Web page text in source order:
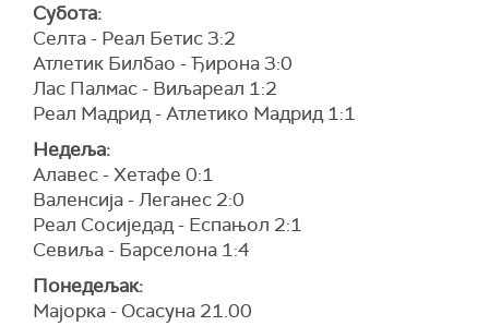
Субота:
Селта - Реал Бетис 3:2
Атлетик Билбао - Ђирона 3:0
Лас Палмас - Виљареал 1:2
Реал Мадрид - Атлетико Мадрид 1:1
Недеља:
Алавес - Хетафе 0:1
Валенсија - Леганес 2:0
Реал Сосиједад - Еспањол 2:1
Севиља - Барселона 1:4
Понедељак:
Мајорка - Осасуна 21.00